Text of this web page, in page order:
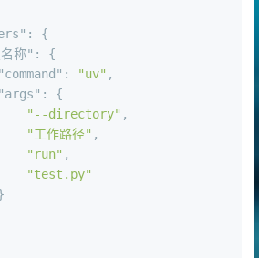
:
{
称" :
{
"command" : "uv" ,
"args" :
{
"--directory" ,
"工作路径" ,
"run" ,
"test.py"